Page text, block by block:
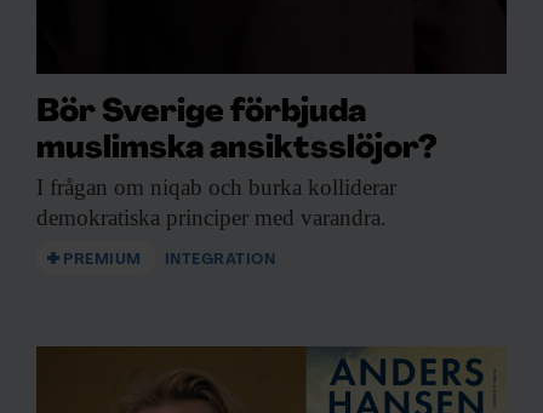
Bör Sverige förbjuda
muslimska ansiktsslöjor?
I frågan om niqab och burka kolliderar
demokratiska principer med varandra.
PREMIUM INTEGRATION